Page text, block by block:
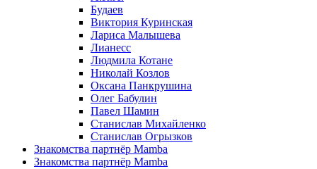
Будаев
Виктория Куринская
Лариса Малышева
Лианесс
Людмила Котане
Николай Козлов
Оксана Панкрушина
Олег Бабулин
Павел Шамин
Станислав Михайленко
Станислав Огрызков
Знакомства партнёр Mamba
Знакомства партнёр Mamba